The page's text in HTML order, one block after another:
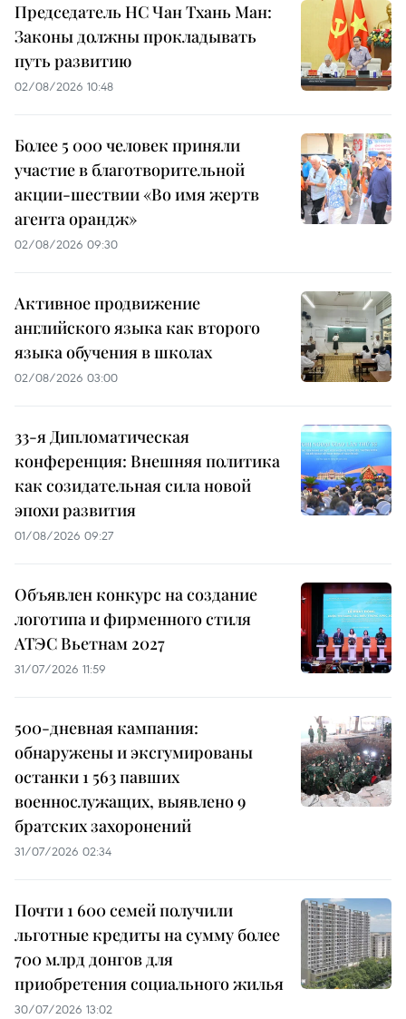
Председатель НС Чан Тхань Ман:
Законы должны прокладывать
путь развитию
02/08/2026 10:48
Более 5 000 человек приняли
участие в благотворительной
акции-шествии «Во имя жертв
агента орандж»
02/08/2026 09:30
Активное продвижение
английского языка как второго
языка обучения в школах
02/08/2026 03:00
33-я Дипломатическая
конференция: Внешняя политика
как созидательная сила новой
эпохи развития
01/08/2026 09:27
Объявлен конкурс на создание
логотипа и фирменного стиля
АТЭС Вьетнам 2027
31/07/2026 11:59
500-дневная кампания:
обнаружены и эксгумированы
останки 1 563 павших
военнослужащих, выявлено 9
братских захоронений
31/07/2026 02:34
Почти 1 600 семей получили
льготные кредиты на сумму более
700 млрд донгов для
приобретения социального жилья
30/07/2026 13:02